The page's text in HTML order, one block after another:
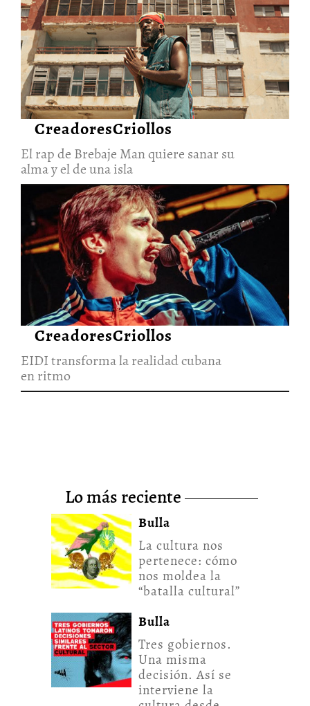
El rap de Brebaje Man quiere
sanar su alma y el de una isla
27/Jun/2026
CreadoresCriollos
El rap de Brebaje Man quiere sanar su
alma y el de una isla
EIDI transforma la realidad
cubana en ritmo
26/Jun/2026
CreadoresCriollos
EIDI transforma la realidad cubana
en ritmo
lo más reciente
Bulla
La cultura nos
pertenece: cómo
nos moldea la
“batalla cultural”
Bulla
Tres gobiernos.
Una misma
decisión. Así se
interviene la